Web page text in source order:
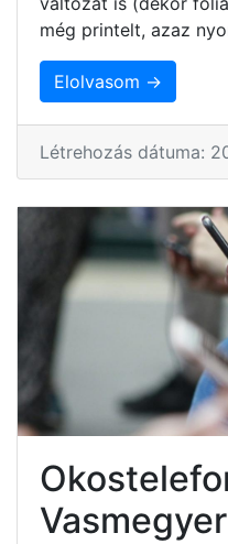
még printelt, azaz
Elolvasom →
Létrehozás dátuma: